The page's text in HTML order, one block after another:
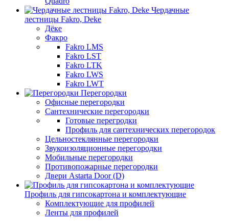
Чердачные
лестницы Fakro, Deke
Дёке
Факро
Fakro LMS
Fakro LST
Fakro LTK
Fakro LWS
Fakro LWT
Перегородки
Офисные перегородки
Сантехнические перегородки
Готовые перегродки
Профиль для сантехнических перегородок
Цельностеклянные перегородки
Звукоизоляционные перегородки
Мобильные перегородки
Противопожарные перегородки
Двери Astarta Door (D)
Профиль для гипсокартона и комплектующие
Комплектующие для профилей
Ленты для профилей